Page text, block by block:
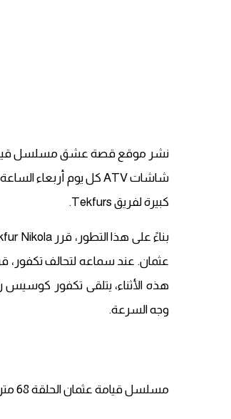
كبيرة لفريق Tekfurs.
عثمان. عند سماعه لتحالف
هذه الأثناء، يتلقى تكفور كوسيس
وجه السرعة.
مسلسل قيامة عثمان الحلقة 68 مترجمة للعربية facebook